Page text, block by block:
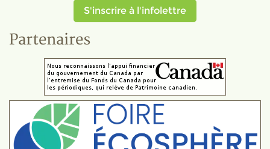
S'inscrire à l'infolettre
Partenaires